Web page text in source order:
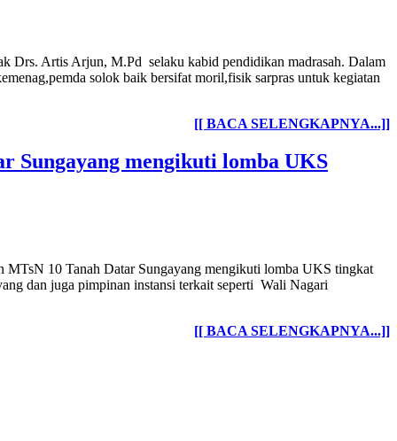
Drs. Artis Arjun, M.Pd selaku kabid pendidikan madrasah. Dalam
solok baik bersifat moril,fisik sarpras untuk kegiatan
[[ BACA SELENGKAPNYA...]]
Sungayang mengikuti lomba UKS
MTsN 10 Tanah Datar Sungayang mengikuti lomba UKS tingkat
dan juga pimpinan instansi terkait seperti Wali Nagari
[[ BACA SELENGKAPNYA...]]